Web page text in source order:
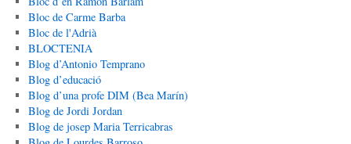
Bloc de Carme Barba
Bloc de l'Adrià
BLOCTENIA
Blog d’Antonio Temprano
Blog d’educació
Blog d’una profe DIM (Bea Marín)
Blog de Jordi Jordan
Blog de josep Maria Terricabras